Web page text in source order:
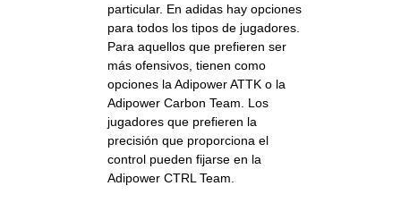
particular. En adidas hay opciones
para todos los tipos de jugadores.
Para aquellos que prefieren ser
más ofensivos, tienen como
opciones laAdipower ATTK o la
Adipower Carbon Team. Los
jugadores que prefieren la
precisión que proporciona el
control pueden fijarse en la
Adipower CTRL Team.